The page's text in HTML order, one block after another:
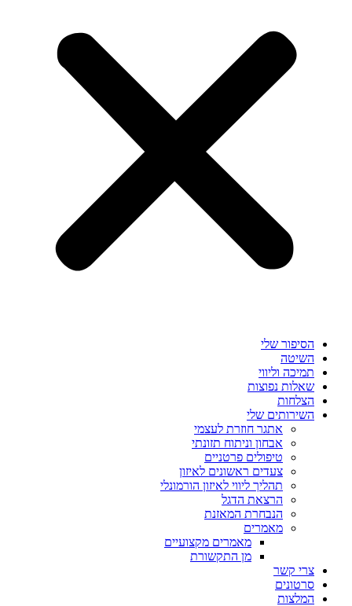
הסיפור שלי
השיטה
תמיכה וליווי
שאלות נפוצות
הצלחות
השירותים שלי
אתגר חוזרת לעצמי
אבחון וניתוח תזונתי
טיפולים פרטניים
צעדים ראשונים לאיזון
תהליך ליווי לאיזון הורמונלי
הרצאת הדגל
הנבחרת המאזנת
מאמרים
מאמרים מקצועיים
מן התקשורת
צרי קשר
סרטונים
המלצות